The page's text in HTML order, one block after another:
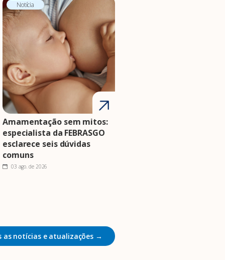
Notícia
Amamentação sem mitos:
especialista da FEBRASGO
esclarece seis dúvidas
comuns
03 ago. de 2026
as notícias e atualizações →